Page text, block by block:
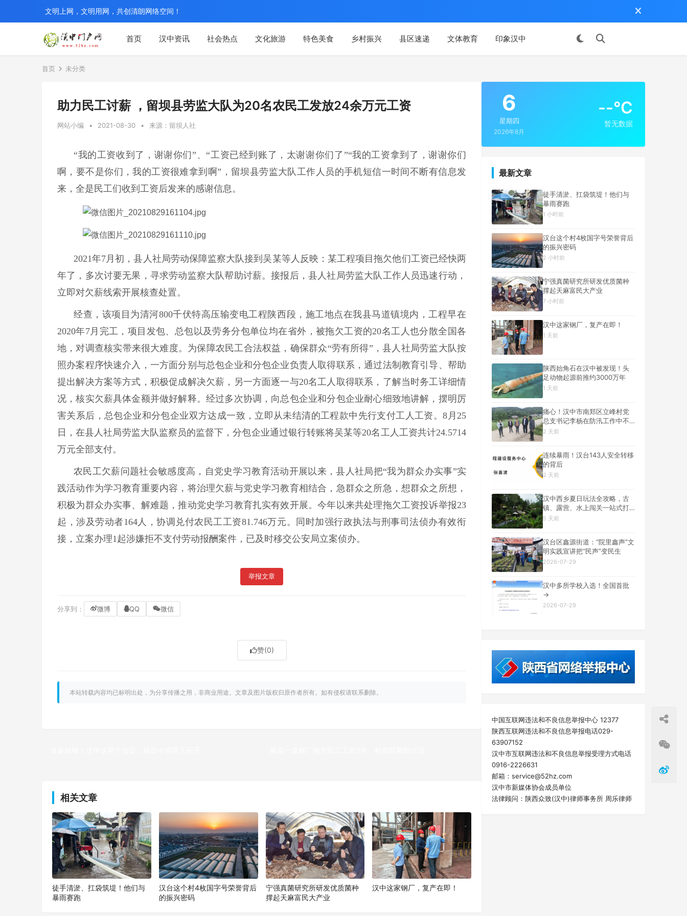
首页 汉中资讯 社会热点 文化旅游 特色美食 乡村振兴 县区速递 文体教育 印象汉中
文明上网，文明用网，共创清朗网络空间！
首页 未分类
助力民工讨薪 ，留坝县劳监大队为20名农民工发放24余万元工资
网站小编 • 2021-08-30 • 来源：留坝人社
“我的工资收到了，谢谢你们”、“工资已经到账了，太谢谢你们了”“我的工资拿到了，谢谢你们
啊，要不是你们，我的工资很难拿到啊”，留坝县劳监大队工作人员的手机短信一时间不断有信息发
来，全是民工们收到工资后发来的感谢信息。
2021年7月初，县人社局劳动保障监察大队接到吴某等人反映：某工程项目拖欠他们工资已经快两
年了，多次讨要无果，寻求劳动监察大队帮助讨薪。接报后，县人社局劳监大队工作人员迅速行动，
立即对欠薪线索开展核查处置。
经查，该项目为清河800千伏特高压输变电工程陕西段，施工地点在我县马道镇境内，工程早在
2020年7月完工，项目发包、总包以及劳务分包单位均在省外，被拖欠工资的20名工人也分散全国各
地，对调查核实带来很大难度。为保障农民工合法权益，确保群众“劳有所得”，县人社局劳监大队按
照办案程序快速介入，一方面分别与总包企业和分包企业负责人取得联系，通过法制教育引导、帮助
提出解决方案等方式，积极促成解决欠薪，另一方面逐一与20名工人取得联系，了解当时务工详细情
况，核实欠薪具体金额并做好解释。经过多次协调，向总包企业和分包企业耐心细致地讲解，摆明厉
害关系后，总包企业和分包企业双方达成一致，立即从未结清的工程款中先行支付工人工资。8月25
日，在县人社局劳监大队监察员的监督下，分包企业通过银行转账将吴某等20名工人工资共计24.5714
万元全部支付。
农民工欠薪问题社会敏感度高，自党史学习教育活动开展以来，县人社局把“我为群众办实事”实
践活动作为学习教育重要内容，将治理欠薪与党史学习教育相结合，急群众之所急，想群众之所想，
积极为群众办实事、解难题，推动党史学习教育扎实有效开展。今年以来共处理拖欠工资投诉举报23
起，涉及劳动者164人，协调兑付农民工工资81.746万元。同时加强行政执法与刑事司法侦办有效衔
接，立案办理1起涉嫌拒不支付劳动报酬案件，已及时移交公安局立案侦办。
举报文章
分享到： 微博 QQ 微信
赞(0)
本站转载内容均已标明出处，为分享传播之用，非商业用途。文章及图片版权归原作者所有。如有侵权请联系删除。
相关文章
徒手清淤、扛袋筑堤！他们与
暴雨赛跑
汉台这个村4枚国字号荣誉背后
的振兴密码
宁强真菌研究所研发优质菌种
撑起天麻富民大产业
汉中这家钢厂，复产在即！
6
星期四
2026年8月
--°C
暂无数据
最新文章
徒手清淤、扛袋筑堤！他们与
暴雨赛跑
1 小时前
汉台这个村4枚国字号荣誉背后
的振兴密码
2 小时前
宁强真菌研究所研发优质菌种
撑起天麻富民大产业
7 小时前
汉中这家钢厂，复产在即！
1 天前
陕西始角石在汉中被发现！头
足动物起源前推约3000万年
1 天前
痛心！汉中市南郑区立峰村党
总支书记李杨在防汛工作中不
幸遇难
2 天前
连续暴雨！汉台143人安全转移
的背后
2 天前
汉中西乡夏日玩法全攻略，古
镇、露营、水上闯关一站式打
卡
5 天前
汉台区鑫源街道：“院里鑫声”文
明实践宣讲把“民声”变民生
2026-07-29
汉中多所学校入选！全国首批
→
2026-07-29
中国互联网违法和不良信息举报中心 12377
陕西互联网违法和不良信息举报电话029-
63907152
汉中市互联网违法和不良信息举报受理方式电话
0916-2226631
邮箱：service@52hz.com
汉中市新媒体协会成员单位
法律顾问：陕西众致(汉中)律师事务所 周乐律师